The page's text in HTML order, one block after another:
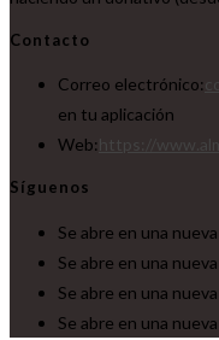
Contacto
Correo electrónico:
en tu aplicación
Web:
Síguenos
Se abre en una
Se abre en una
Se abre en una
Se abre en una